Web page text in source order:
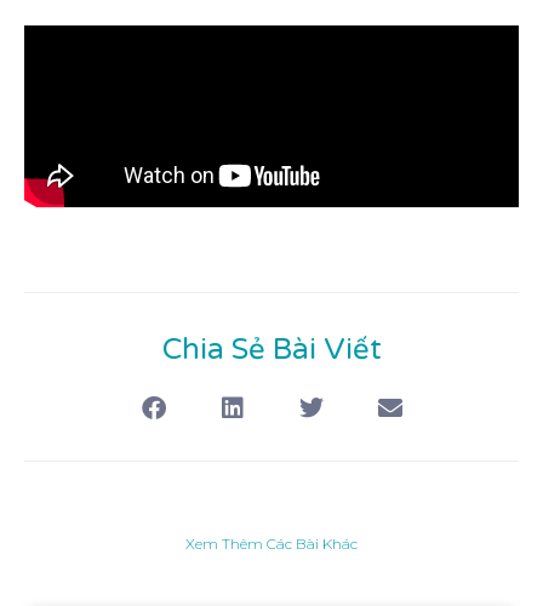
Chia Sẻ Bài Viết
Xem Thêm Các Bài Khác